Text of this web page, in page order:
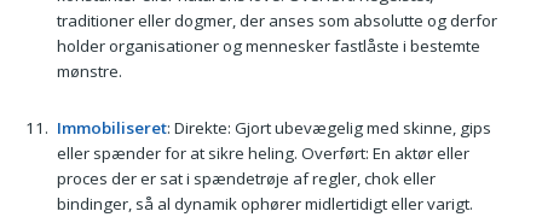
traditioner eller dogmer, der anses som absolutte og derfor
holder organisationer og mennesker fastlåste i bestemte
mønstre.
Immobiliseret: Direkte: Gjort ubevægelig med skinne, gips
eller spænder for at sikre heling. Overført: En aktør eller
proces der er sat i spændetrøje af regler, chok eller
bindinger, så al dynamik ophører midlertidigt eller varigt.